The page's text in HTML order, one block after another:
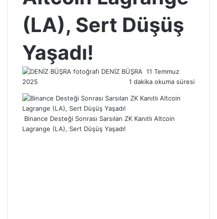
(LA), Sert Düşüş
Yaşadı!
DENİZ BÜŞRA Bir
e-
göndermek
11 Temmuz
2025
1 dakika okuma süresi
Binance Desteği Sonrası Sarsılan ZK Kanıtlı Altcoin
Lagrange (LA), Sert Düşüş Yaşadı!